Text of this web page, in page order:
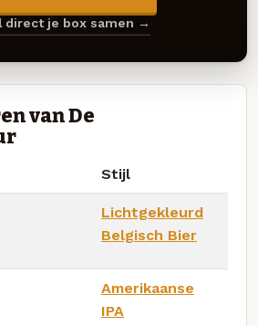
direct je box samen →
van De
Stijl
Lichtgekleurd
Belgisch Bier
Amerikaanse
IPA